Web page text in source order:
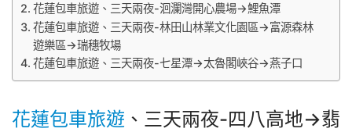
花蓮包車旅遊、三天兩夜-洄瀾灣開心農場→鯉魚潭
花蓮包車旅遊、三天兩夜-林田山林業文化園區→富源森林
遊樂區→瑞穗牧場
花蓮包車旅遊、三天兩夜-七星潭→太魯閣峽谷→燕子口
花蓮包車旅遊 、三天兩夜-四八高地→翡